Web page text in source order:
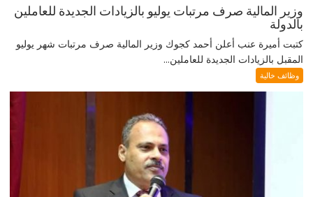
وزير المالية صرف مرتبات يوليو بالزيادات الجديدة للعاملين
بالدولة
كتبت أميرة عنب أعلن أحمد كجوك وزير المالية صرف مرتبات شهر يوليو
المقبل بالزيادات الجديدة للعاملين...
وظائف خالية